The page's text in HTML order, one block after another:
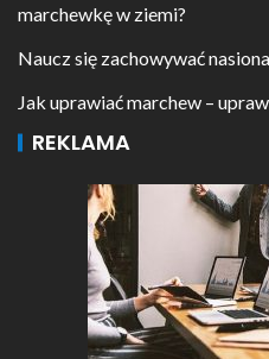
marchewkę w ziemi?
Naucz się zachowywać
Jak uprawiać marchew –
REKLAMA